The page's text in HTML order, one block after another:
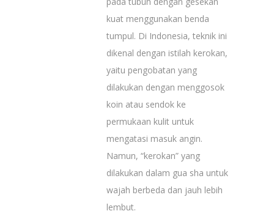
kuat menggunakan benda
tumpul. Di Indonesia, teknik ini
dikenal dengan istilah kerokan,
yaitu pengobatan yang
dilakukan dengan menggosok
koin atau sendok ke
permukaan kulit untuk
mengatasi masuk angin.
Namun, “kerokan” yang
dilakukan dalam gua sha untuk
wajah berbeda dan jauh lebih
lembut.